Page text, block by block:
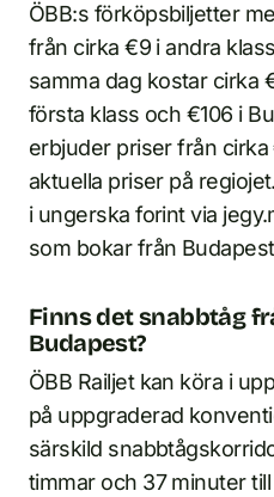
ÖBB:s förköpsbiljetter
från cirka €9 i andra
samma dag kostar cirka
första klass och €106 i
erbjuder priser från cirka
aktuella priser på
i ungerska forint via
som bokar från
Finns det snabbtåg
Budapest?
ÖBB Railjet kan köra i
på uppgraderad
särskild
timmar och 37 minuter